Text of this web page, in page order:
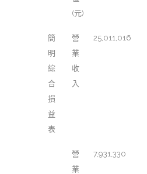
(元)
簡
明
綜
合
損
益
表
營
業
收
入
25,011,016
營
業
7,931,330